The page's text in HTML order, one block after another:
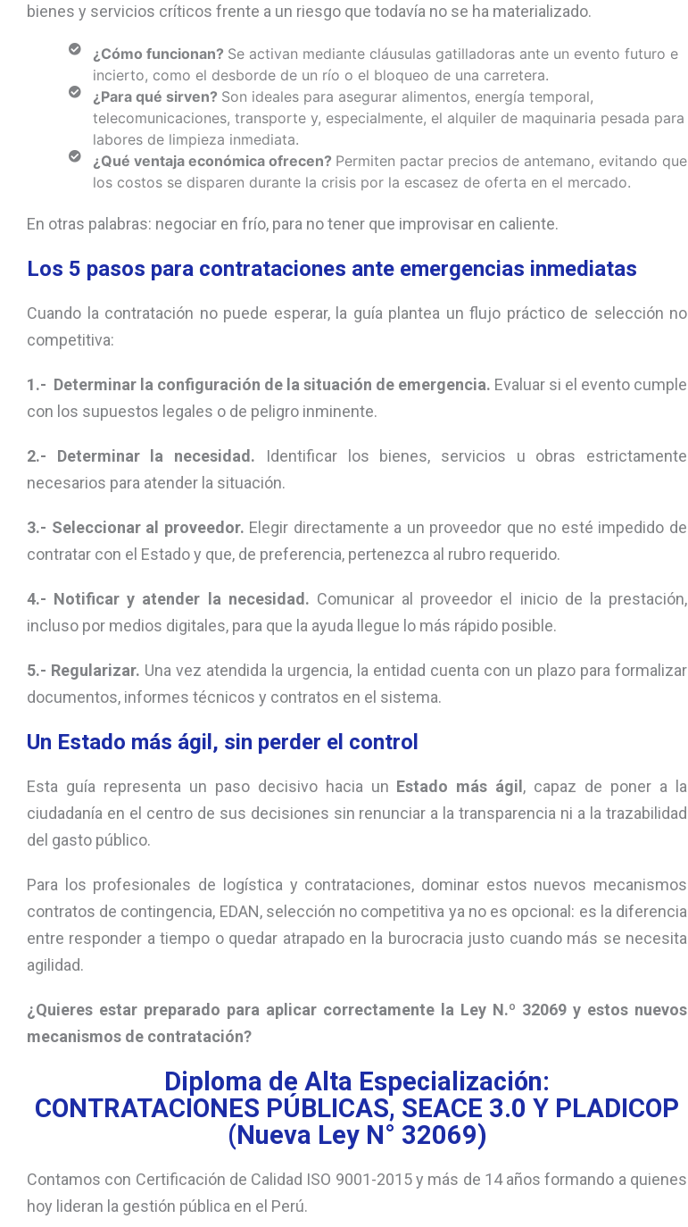
bienes y servicios críticos frente a un riesgo que todavía no se ha materializado.
¿Cómo funcionan? Se activan mediante cláusulas gatilladoras ante un evento futuro e
incierto, como el desborde de un río o el bloqueo de una carretera.
¿Para qué sirven? Son ideales para asegurar alimentos, energía temporal,
telecomunicaciones, transporte y, especialmente, el alquiler de maquinaria pesada para
labores de limpieza inmediata.
¿Qué ventaja económica ofrecen? Permiten pactar precios de antemano, evitando que
los costos se disparen durante la crisis por la escasez de oferta en el mercado.
En otras palabras: negociar en frío, para no tener que improvisar en caliente.
Los 5 pasos para contrataciones ante emergencias inmediatas
Cuando la contratación no puede esperar, la guía plantea un flujo práctico de selección no
competitiva:
1.- Determinar la configuración de la situación de emergencia. Evaluar si el evento cumple
con los supuestos legales o de peligro inminente.
2.- Determinar la necesidad. Identificar los bienes, servicios u obras estrictamente
necesarios para atender la situación.
3.- Seleccionar al proveedor. Elegir directamente a un proveedor que no esté impedido de
contratar con el Estado y que, de preferencia, pertenezca al rubro requerido.
4.- Notificar y atender la necesidad. Comunicar al proveedor el inicio de la prestación,
incluso por medios digitales, para que la ayuda llegue lo más rápido posible.
5.- Regularizar. Una vez atendida la urgencia, la entidad cuenta con un plazo para formalizar
documentos, informes técnicos y contratos en el sistema.
Un Estado más ágil, sin perder el control
Esta guía representa un paso decisivo hacia un Estado más ágil , capaz de poner a la
ciudadanía en el centro de sus decisiones sin renunciar a la transparencia ni a la trazabilidad
del gasto público.
Para los profesionales de logística y contrataciones, dominar estos nuevos mecanismos
contratos de contingencia, EDAN, selección no competitiva ya no es opcional: es la diferencia
entre responder a tiempo o quedar atrapado en la burocracia justo cuando más se necesita
agilidad.
¿Quieres estar preparado para aplicar correctamente la Ley N.º 32069 y estos nuevos
mecanismos de contratación?
Diploma de Alta Especialización:
CONTRATACIONES PÚBLICAS, SEACE 3.0 Y PLADICOP
(Nueva Ley N° 32069)
Contamos con Certificación de Calidad ISO 9001-2015 y más de 14 años formando a quienes
hoy lideran la gestión pública en el Perú.